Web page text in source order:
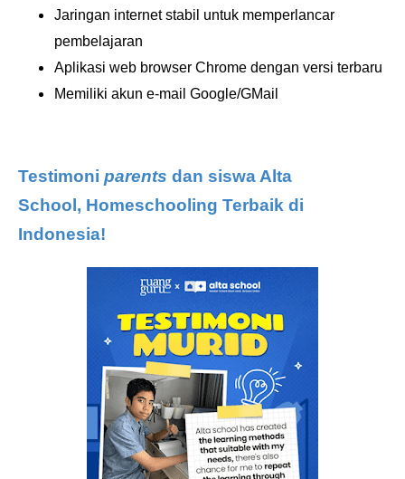
Jaringan internet stabil untuk memperlancar
pembelajaran
Aplikasi web browser Chrome dengan versi terbaru
Memiliki akun e-mail Google/GMail
Testimoni parents dan siswa Alta
School, Homeschooling Terbaik di
Indonesia!